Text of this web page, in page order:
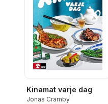
Kinamat varje dag
Jonas Cramby